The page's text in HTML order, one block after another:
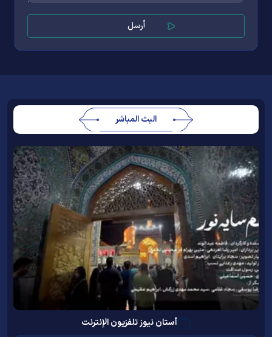
البث المباشر
أستان نيوز تلفزيون الإنترنت